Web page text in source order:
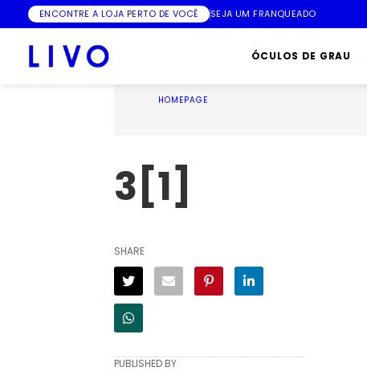
ENCONTRE A LOJA PERTO DE VOCÊ SEJA UM FRANQUEADO
ÓCULOS DE GRAU
HOMEPAGE
3[1]
SHARE
PUBLISHED BY